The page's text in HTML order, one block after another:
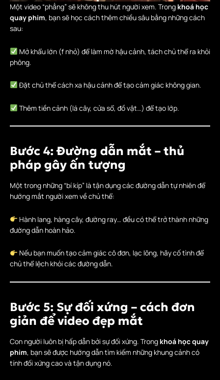
Một video “phẳng” sẽ không thu hút người xem. Trong khoá học
quay phim, bạn sẽ học cách thêm chiều sâu bằng những cách
sau:
Mở khẩu lớn (f nhỏ) để làm mờ hậu cảnh, tách chủ thể ra khỏi
phông.
Đặt chủ thể cách xa hậu cảnh để tạo cảm giác không gian.
Thêm tiền cảnh (lá cây, cửa sổ, đồ vật…) để tạo lớp.
Bước 4: Đường dẫn mắt – thủ
pháp gây ấn tượng
Một trong những “bí kíp” là tận dụng các đường dẫn tự nhiên để
hướng mắt người xem về chủ thể:
Hành lang, hàng cây, đường ray… đều có thể trở thành những
đường dẫn hoàn hảo.
Nếu bạn muốn tạo cảm giác cô đơn, lạc lõng, hãy cố tình để
chủ thể lệch khỏi các đường dẫn.
Bước 5: Sự đối xứng – cách đơn
giản để video đẹp mắt
Con người luôn bị hấp dẫn bởi sự đối xứng. Trong khoá học quay
phim, bạn sẽ được hướng dẫn tìm kiếm những khung cảnh có
tính đối xứng cao và tận dụng nó.